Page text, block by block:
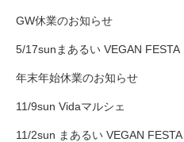
GW休業のお知らせ
5/17sunまあるい VEGAN FESTA
年末年始休業のお知らせ
11/9sun Vidaマルシェ
11/2sun まあるい VEGAN FESTA